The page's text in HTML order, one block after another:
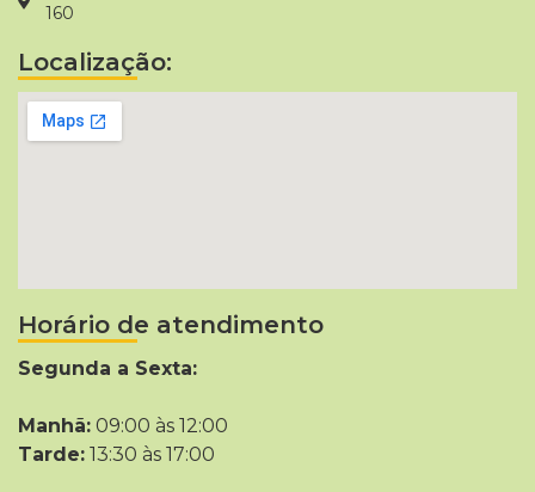
160
Localização:
Horário de atendimento
Segunda a Sexta:
Manhã: 09:00 às 12:00
Tarde: 13:30 às 17:00